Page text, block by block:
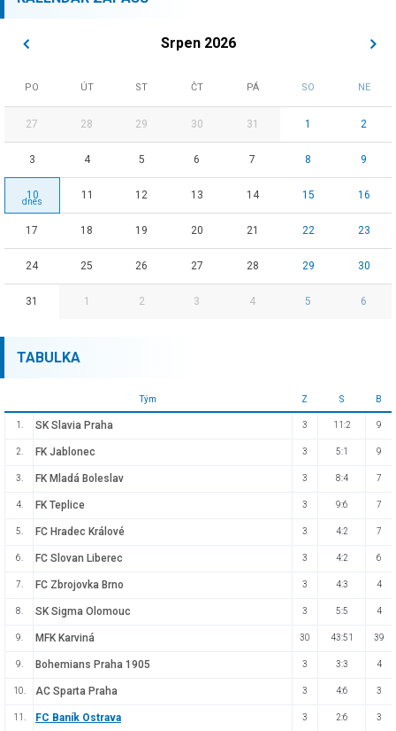
Srpen 2026
PO ÚT ST ČT PÁ SO NE
27 28 29 30 31 1 2
3 4 5 6 7 8 9
10 11 12 13 14 15 16
17 18 19 20 21 22 23
24 25 26 27 28 29 30
31 1 2 3 4 5 6
TABULKA
Tým Z S B
1. SK Slavia Praha 3 11:2 9
2. FK Jablonec 3 5:1 9
3. FK Mladá Boleslav 3 8:4 7
4. FK Teplice 3 9:6 7
5. FC Hradec Králové 3 4:2 7
6. FC Slovan Liberec 3 4:2 6
7. FC Zbrojovka Brno 3 4:3 4
8. SK Sigma Olomouc 3 5:5 4
9. MFK Karviná 30 43:51 39
9. Bohemians Praha 1905 3 3:3 4
10. AC Sparta Praha 3 4:6 3
11. FC Baník Ostrava 3 2:6 3